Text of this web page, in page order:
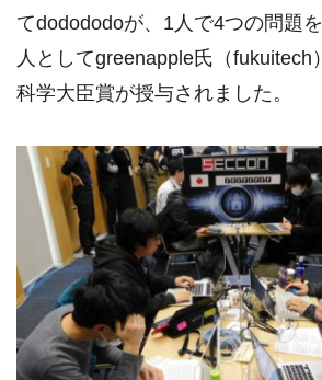
てdodododoが、1人で4つの問題
人としてgreenapple氏（fukuitech
科学大臣賞が授与されました。